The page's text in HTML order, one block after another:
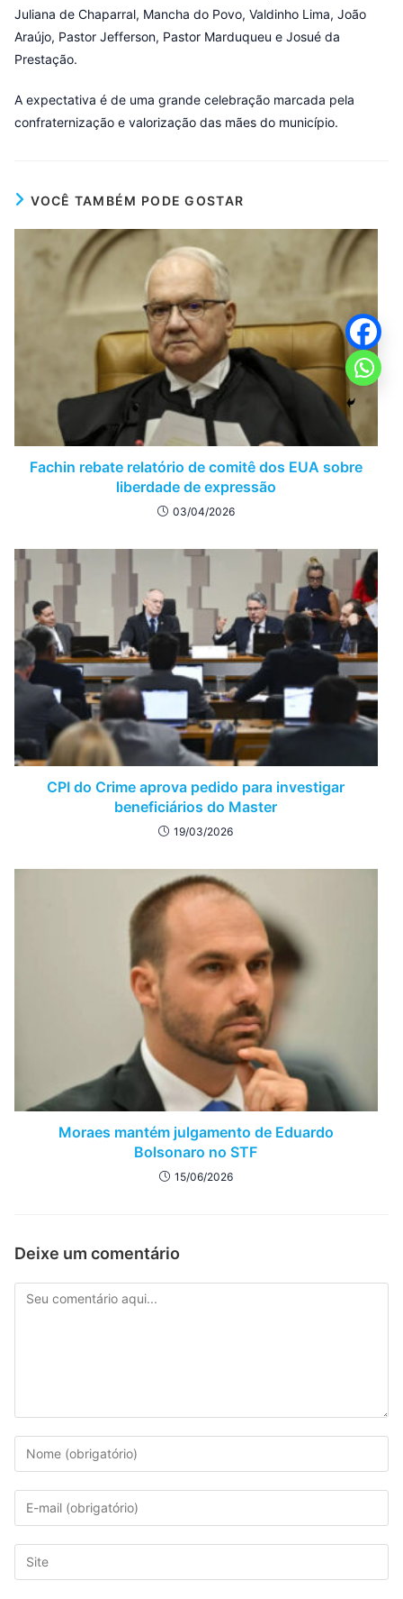
Juliana de Chaparral, Mancha do Povo, Valdinho Lima, João
Araújo, Pastor Jefferson, Pastor Marduqueu e Josué da
Prestação.
A expectativa é de uma grande celebração marcada pela
confraternização e valorização das mães do município.
VOCÊ TAMBÉM PODE GOSTAR
Fachin rebate relatório de comitê dos EUA sobre
liberdade de expressão
03/04/2026
CPI do Crime aprova pedido para investigar
beneficiários do Master
19/03/2026
Moraes mantém julgamento de Eduardo
Bolsonaro no STF
15/06/2026
Deixe um comentário